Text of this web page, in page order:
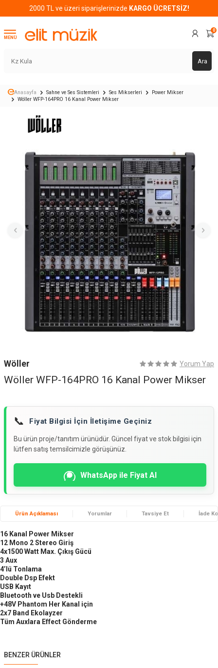
2000 TL ve üzeri siparişlerinizde KARGO ÜCRETSİZ!
MENÜ
Ara
0
Anasayfa Sahne ve Ses Sistemleri Ses Mikserleri
Power Mikser
Wöller WFP-164PRO 16 Kanal Power Mikser
Wöller Yorum Yap
Wöller WFP-164PRO 16 Kanal Power Mikser
📞 Fiyat Bilgisi İçin İletişime Geçiniz
Bu ürün proje/tanıtım ürünüdür. Güncel fiyat ve stok bilgisi için
lütfen satış temsilcimizle görüşünüz.
WhatsApp ile Fiyat Al
Ürün Açıklaması Yorumlar Tavsiye Et İade
16 Kanal Power Mikser
12 Mono 2 Stereo Giriş
4x1500 Watt Max. Çıkış Gücü
3 Aux
4’lü Tonlama
Double Dsp Efekt
USB Kayıt
Bluetooth ve Usb Destekli
+48V Phantom Her Kanal için
2x7 Band Ekolayzer
Tüm Auxlara Effect Gönderme
BENZER ÜRÜNLER